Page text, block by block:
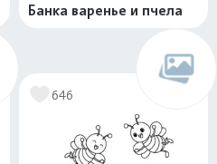
Банка варенье и пчела
646